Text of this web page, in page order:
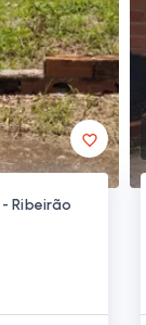
Ribeirão